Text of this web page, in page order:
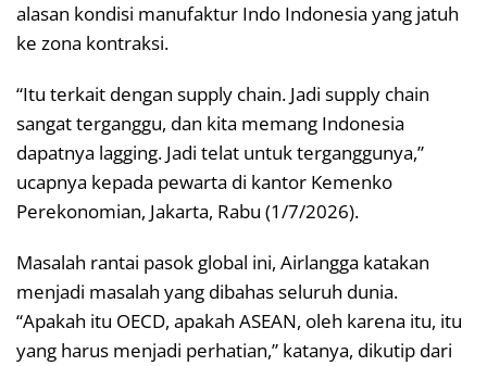
alasan kondisi manufaktur Indo Indonesia yang jatuh
ke zona kontraksi.
“Itu terkait dengan supply chain. Jadi supply chain
sangat terganggu, dan kita memang Indonesia
dapatnya lagging. Jadi telat untuk terganggunya,”
ucapnya kepada pewarta di kantor Kemenko
Perekonomian, Jakarta, Rabu (1/7/2026).
Masalah rantai pasok global ini, Airlangga katakan
menjadi masalah yang dibahas seluruh dunia.
“Apakah itu OECD, apakah ASEAN, oleh karena itu, itu
yang harus menjadi perhatian,” katanya, dikutip dari